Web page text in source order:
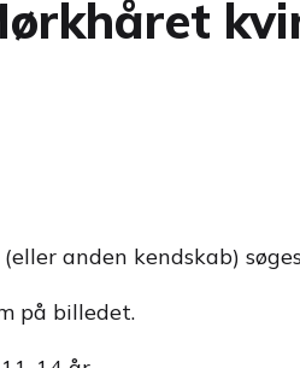
anden kendskab)
på billedet.